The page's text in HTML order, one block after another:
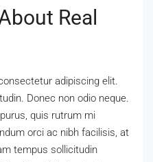
Real
adipiscing elit.
Donec non odio neque.
quis rutrum mi
orci ac nibh facilisis, at
tempus sollicitudin